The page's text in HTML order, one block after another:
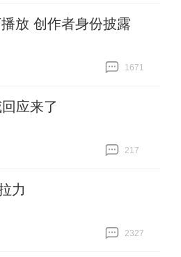
放 创作者身份披露
1671
应来了
217
力
2327